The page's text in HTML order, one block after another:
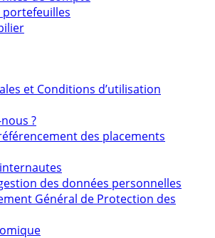
Vie
de Compte
et Conditions d’utilisation
?
des placements
des données personnelles
Général de Protection des